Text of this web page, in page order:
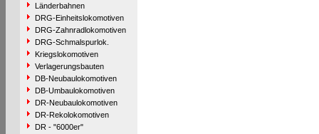
Länderbahnen
DRG-Einheitslokomotiven
DRG-Zahnradlokomotiven
DRG-Schmalspurlok.
Kriegslokomotiven
Verlagerungsbauten
DB-Neubaulokomotiven
DB-Umbaulokomotiven
DR-Neubaulokomotiven
DR-Rekolokomotiven
DR - "6000er"